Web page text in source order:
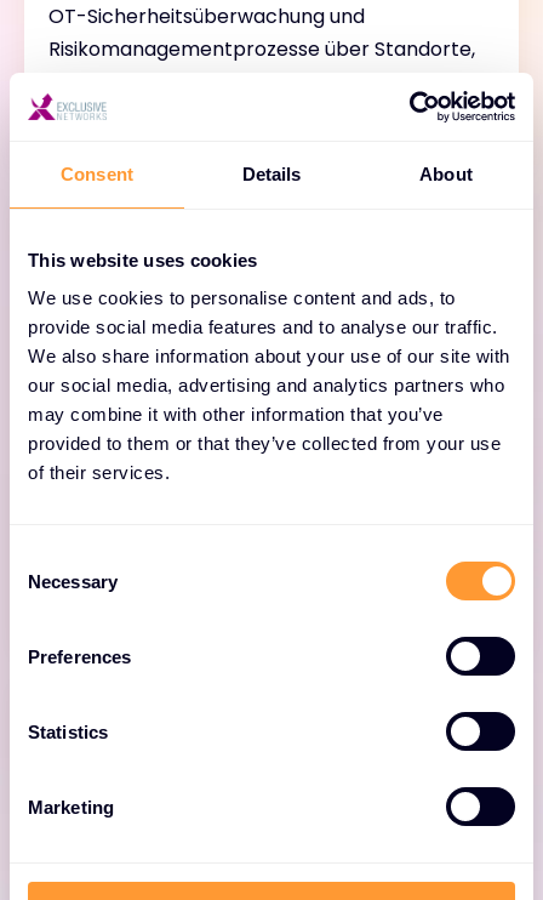
Consent Details About
This website uses cookies
We use cookies to personalise content and ads, to
provide social media features and to analyse our traffic.
We also share information about your use of our site with
our social media, advertising and analytics partners who
may combine it with other information that you’ve
provided to them or that they’ve collected from your use
of their services.
Necessary
Preferences
Statistics
Marketing
OT-Sicherheitsüberwachung und
Risikomanagementprozesse über Standorte,
Guardian
Der Nozomi Guardian Sicherheitssensor
beobachtet passiv den lokalen OT-
Netzwerkverkehr, um eine umfassende Asset-
Guardian Air
Der kabellose Sicherheitssensor Nozomi